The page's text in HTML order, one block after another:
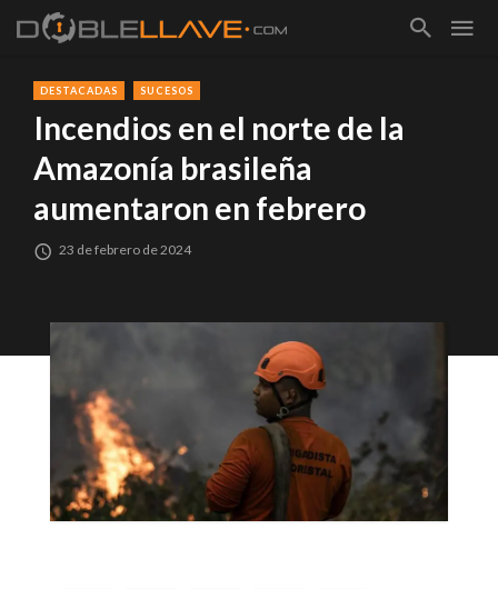
DESTACADAS SUCESOS
Incendios en el norte de la
Amazonía brasileña
aumentaron en febrero
23 de febrero de 2024